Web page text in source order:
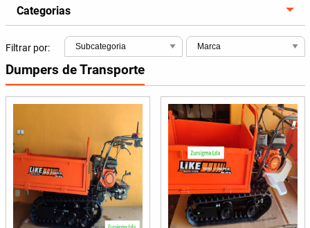
Categorias
Filtrar por:
Dumpers de Transporte